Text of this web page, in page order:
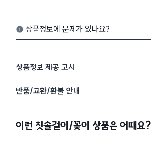
상품정보에 문제가 있나요?
상품정보 제공 고시
반품/교환/환불 안내
이런 칫솔걸이/꽂이 상품은 어때요?